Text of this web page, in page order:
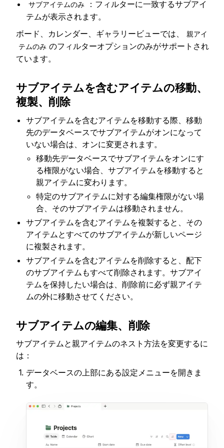
サブアイテムのみ
：フィルターに一致するサブアイ
テムが表示されます。
ボード、カレンダー、ギャラリービューでは、
親アイ
テムのみ のフィルターオプションのみがサポートされ
ています。
サブアイテムを含むアイテムの移動、
複製、削除
サブアイテムを含むアイテムを移動する際、移動
先のデータベースでサブアイテムがオンになって
いない場合は、オンに変更されます。
移動先データベースでサブアイテムをオンにす
る権限がない場合、サブアイテムを移動すると
親アイテムに変わります。
特定のサブアイテムに対する編集権限がない場
合、そのサブアイテムは移動されません。
サブアイテムを含むアイテムを複製すると、その
アイテムとすべてのサブアイテムが新しいページ
に複製されます。
サブアイテムを含むアイテムを削除すると、配下
のサブアイテムもすべて削除されます。サブアイ
テムを保持したい場合は、削除前に必ず親アイテ
ムの外に移動させてください。
サブアイテムの編集、削除
サブアイテムと親アイテムのネスト方法を変更するに
は：
データベースの上部にある設定メニューを開きま
す。